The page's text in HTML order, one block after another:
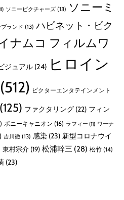
ソニーピクチャーズ (13) ソニーミ
ブランド (13) ハピネット・ピク
ナムコ フィルムワ
ジュアル (24) ヒロイン
(512) ビクターエンタテインメント
(125) ファクタリング (22) フィン
ポニーキャニオン (16) ラフィー (11) ワーナ
吉川徹 (13) 感染 (23) 新型コロナウイ
東村宗介 (19) 松浦幹三 (28) 松竹 (14)
(23)